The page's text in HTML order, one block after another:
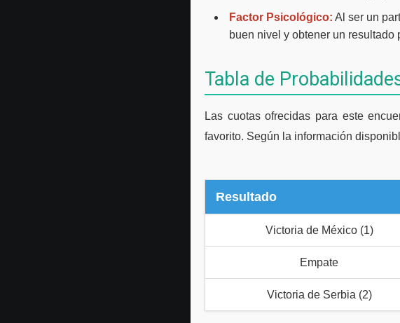
Factor Psicológico: Al ser un
buen nivel y obtener un
Tabla de
Las cuotas ofrecidas para este
favorito. Según la información
Resultado
Victoria de México (1)
Empate
Victoria de Serbia (2)